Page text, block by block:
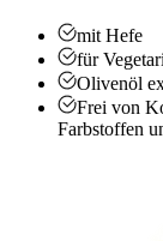
mit Hefe
für
Olivenöl
Frei von
Farbstoffen